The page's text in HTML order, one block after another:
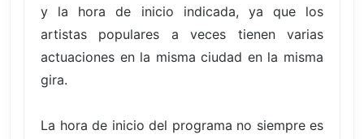
y la hora de inicio indicada, ya que los
artistas populares a veces tienen varias
actuaciones en la misma ciudad en la misma
gira.
La hora de inicio del programa no siempre es